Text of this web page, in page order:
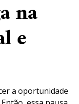
na
e
a oportunidade